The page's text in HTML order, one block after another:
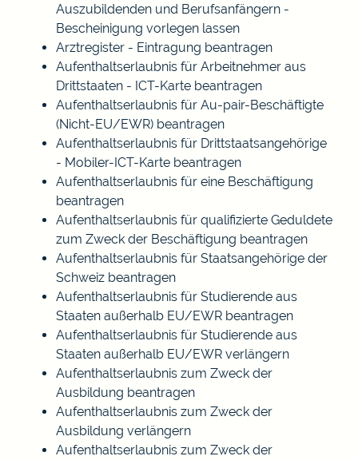
Auszubildenden und Berufsanfängern -
Bescheinigung vorlegen lassen
Arztregister - Eintragung beantragen
Aufenthaltserlaubnis für Arbeitnehmer aus
Drittstaaten - ICT-Karte beantragen
Aufenthaltserlaubnis für Au-pair-Beschäftigte
(Nicht-EU/EWR) beantragen
Aufenthaltserlaubnis für Drittstaatsangehörige
- Mobiler-ICT-Karte beantragen
Aufenthaltserlaubnis für eine Beschäftigung
beantragen
Aufenthaltserlaubnis für qualifizierte Geduldete
zum Zweck der Beschäftigung beantragen
Aufenthaltserlaubnis für Staatsangehörige der
Schweiz beantragen
Aufenthaltserlaubnis für Studierende aus
Staaten außerhalb EU/EWR beantragen
Aufenthaltserlaubnis für Studierende aus
Staaten außerhalb EU/EWR verlängern
Aufenthaltserlaubnis zum Zweck der
Ausbildung beantragen
Aufenthaltserlaubnis zum Zweck der
Ausbildung verlängern
Aufenthaltserlaubnis zum Zweck der